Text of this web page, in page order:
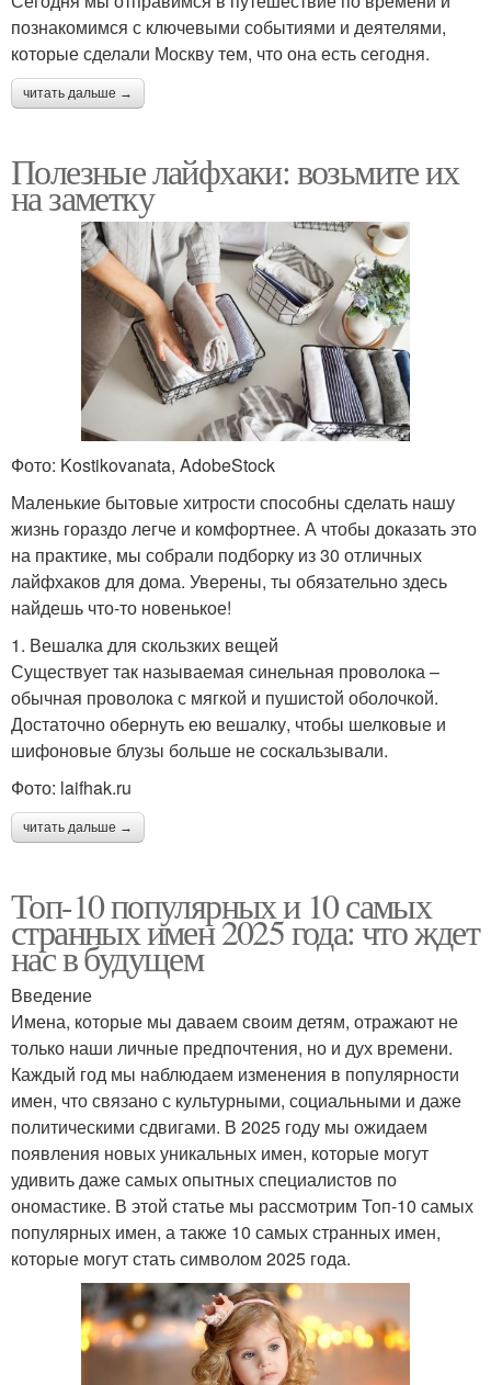
познакомимся с ключевыми событиями и деятелями,
которые сделали Москву тем, что она есть сегодня.
читать дальше →
Полезные лайфхаки: возьмите их
на заметку
Фото: Kostikovanata, AdobeStock
Маленькие бытовые хитрости способны сделать нашу
жизнь гораздо легче и комфортнее. А чтобы доказать это
на практике, мы собрали подборку из 30 отличных
лайфхаков для дома. Уверены, ты обязательно здесь
найдешь что-то новенькое!
1. Вешалка для скользких вещей
Существует так называемая синельная проволока –
обычная проволока с мягкой и пушистой оболочкой.
Достаточно обернуть ею вешалку, чтобы шелковые и
шифоновые блузы больше не соскальзывали.
Фото: laifhak.ru
читать дальше →
Топ-10 популярных и 10 самых
странных имен 2025 года: что ждет
нас в будущем
Введение
Имена, которые мы даваем своим детям, отражают не
только наши личные предпочтения, но и дух времени.
Каждый год мы наблюдаем изменения в популярности
имен, что связано с культурными, социальными и даже
политическими сдвигами. В 2025 году мы ожидаем
появления новых уникальных имен, которые могут
удивить даже самых опытных специалистов по
ономастике. В этой статье мы рассмотрим Топ-10 самых
популярных имен, а также 10 самых странных имен,
которые могут стать символом 2025 года.